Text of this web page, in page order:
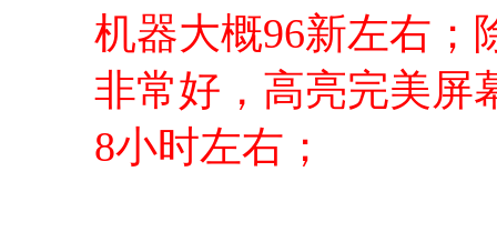
机器大概96新左右；
非常好，高亮完美屏
8小时左右；